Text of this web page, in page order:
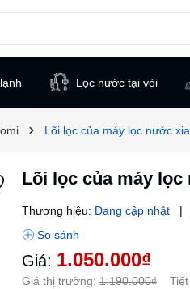
Lọc nước tại vòi
Lõi lọc của máy lọc nước
Lõi lọc của máy lọc
Thương hiệu: Đang cập nhật |
Giá: 1.050.000₫
Giá thị trường: 1.190.000₫